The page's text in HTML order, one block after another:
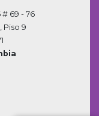
69 - 76
Piso 9